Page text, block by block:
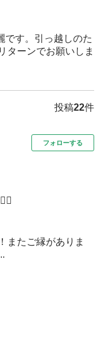
です。引っ越しのた
ターンでお願いしま
投稿22件
フォローする
またご縁がありま